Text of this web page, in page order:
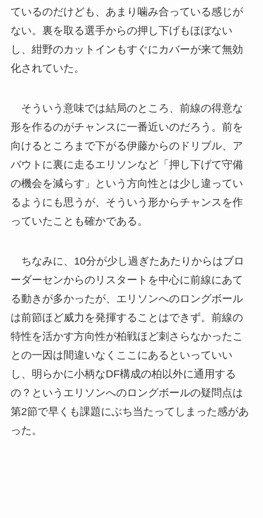
ているのだけども、あまり噛み合っている感じが
ない。裏を取る選手からの押し下げもほぼない
し、紺野のカットインもすぐにカバーが来て無効
化されていた。
そういう意味では結局のところ、前線の得意な
形を作るのがチャンスに一番近いのだろう。前を
向けるところまで下がる伊藤からのドリブル、ア
バウトに裏に走るエリソンなど「押し下げて守備
の機会を減らす」という方向性とは少し違ってい
るようにも思うが、そういう形からチャンスを作
っていたことも確かである。
ちなみに、10分が少し過ぎたあたりからはブロ
ーダーセンからのリスタートを中心に前線にあて
る動きが多かったが、エリソンへのロングボール
は前節ほど威力を発揮することはできず。前線の
特性を活かす方向性が柏戦ほど刺さらなかったこ
との一因は間違いなくここにあるといっていい
し、明らかに小柄なDF構成の柏以外に通用する
の？というエリソンへのロングボールの疑問点は
第2節で早くも課題にぶち当たってしまった感があ
った。